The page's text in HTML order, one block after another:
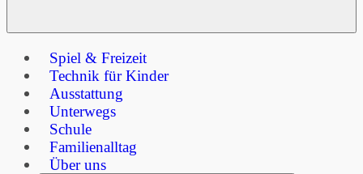
Spiel & Freizeit
Technik für Kinder
Ausstattung
Unterwegs
Schule
Familienalltag
Über uns